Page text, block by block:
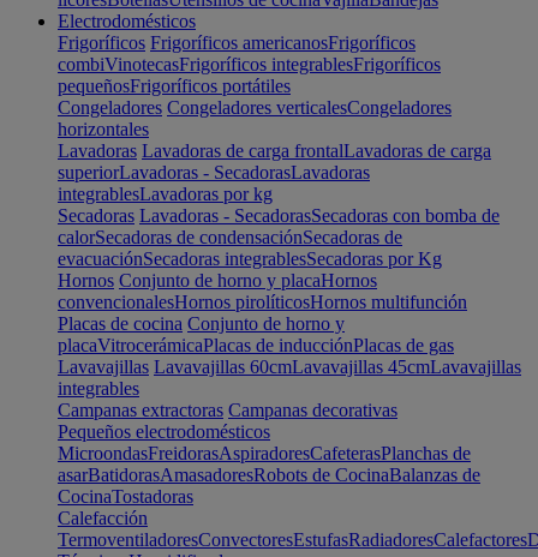
Electrodomésticos
Frigoríficos Frigoríficos americanosFrigoríficos
combiVinotecasFrigoríficos integrablesFrigoríficos
pequeñosFrigoríficos portátiles
Congeladores Congeladores verticalesCongeladores
horizontales
Lavadoras Lavadoras de carga frontalLavadoras de carga
superiorLavadoras - SecadorasLavadoras
integrablesLavadoras por kg
Secadoras Lavadoras - SecadorasSecadoras con bomba de
calorSecadoras de condensaciónSecadoras de
evacuaciónSecadoras integrablesSecadoras por Kg
Hornos Conjunto de horno y placaHornos
convencionalesHornos pirolíticosHornos multifunción
Placas de cocina Conjunto de horno y
placaVitrocerámicaPlacas de inducciónPlacas de gas
Lavavajillas Lavavajillas 60cmLavavajillas 45cmLavavajillas
integrables
Campanas extractoras Campanas decorativas
Pequeños electrodomésticos
MicroondasFreidorasAspiradoresCafeterasPlanchas de
asarBatidorasAmasadoresRobots de CocinaBalanzas de
CocinaTostadoras
Calefacción
TermoventiladoresConvectoresEstufasRadiadoresCalefactores